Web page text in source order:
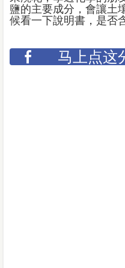
鹽的主要成分，會讓土
候看一下說明書，是否
马上点这